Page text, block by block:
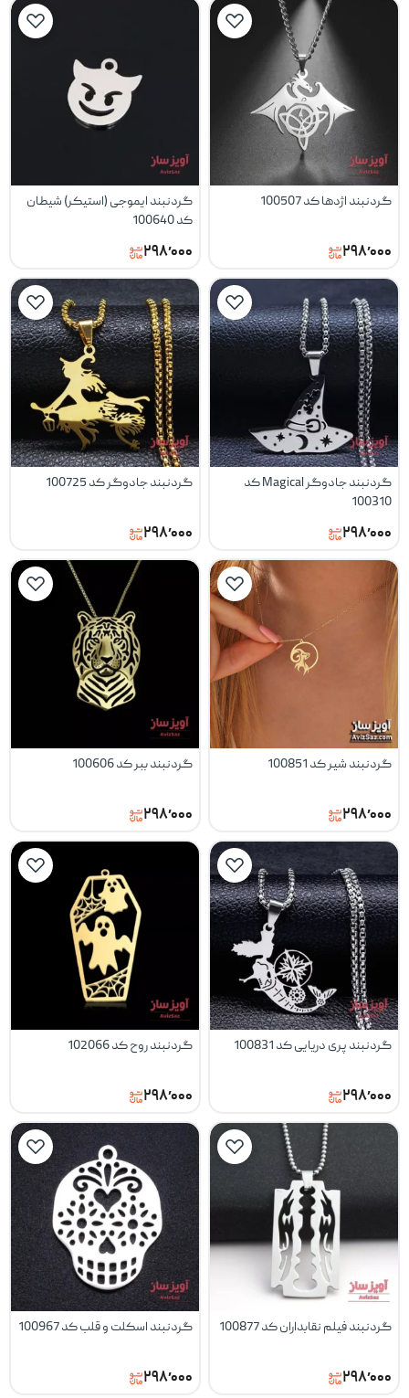
گردنبند اژدها کد 100507
۲۹۸٬۰۰۰
گردنبند ایموجی (استیکر) شیطان
کد 100640
۲۹۸٬۰۰۰
گردنبند جادوگر Magical کد
100310
۲۹۸٬۰۰۰
گردنبند جادوگر کد 100725
۲۹۸٬۰۰۰
گردنبند شیر کد 100851
۲۹۸٬۰۰۰
گردنبند ببر کد 100606
۲۹۸٬۰۰۰
گردنبند پری دریایی کد 100831
۲۹۸٬۰۰۰
گردنبند روح کد 102066
۲۹۸٬۰۰۰
گردنبند فیلم نقابداران کد 100877
۲۹۸٬۰۰۰
گردنبند اسکلت و قلب کد 100967
۲۹۸٬۰۰۰